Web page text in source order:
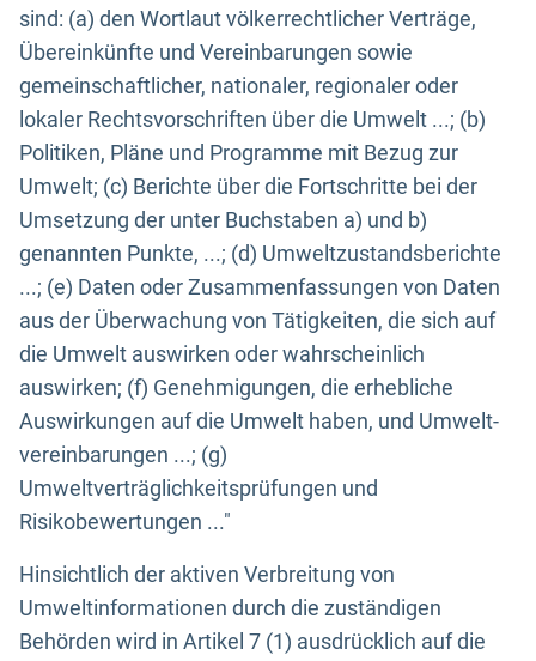
sind: (a) den Wortlaut völkerrechtlicher Verträge,
Übereinkünfte und Vereinbarungen sowie
gemeinschaftlicher, nationaler, regionaler oder
lokaler Rechtsvorschriften über die Umwelt ...; (b)
Politiken, Pläne und Programme mit Bezug zur
Umwelt; (c) Berichte über die Fortschritte bei der
Umsetzung der unter Buchstaben a) und b)
genannten Punkte, ...; (d) Umweltzustandsberichte
...; (e) Daten oder Zusammenfassungen von Daten
aus der Überwachung von Tätigkeiten, die sich auf
die Umwelt auswirken oder wahrscheinlich
auswirken; (f) Genehmigungen, die erhebliche
Auswirkungen auf die Umwelt haben, und Umwelt-
vereinbarungen ...; (g)
Umweltverträglichkeitsprüfungen und
Risikobewertungen ..."
Hinsichtlich der aktiven Verbreitung von
Umweltinformationen durch die zuständigen
Behörden wird in Artikel 7 (1) ausdrücklich auf die